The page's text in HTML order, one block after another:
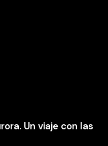
Un viaje con las